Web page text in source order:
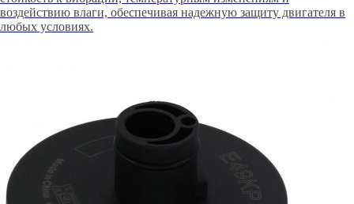
воздействию влаги, обеспечивая надежную защиту двигателя в
любых условиях.